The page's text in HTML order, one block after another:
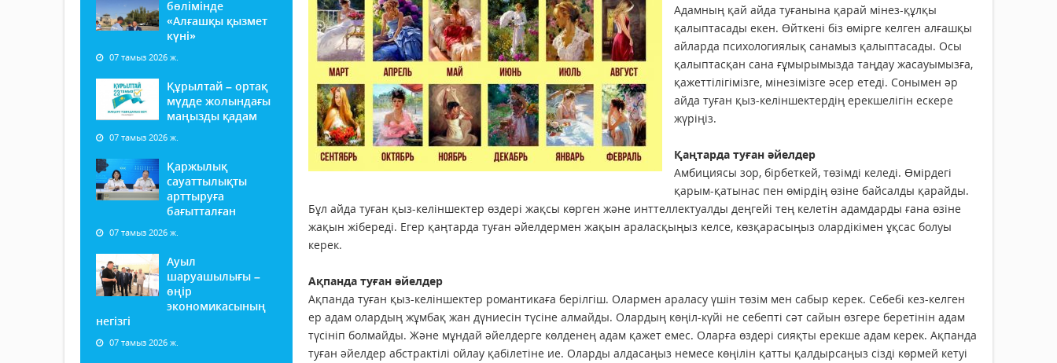
бөлімінде
«Алғашқы қызмет
күні»
07 тамыз 2026 ж.
Құрылтай – ортақ
мүдде жолындағы
маңызды қадам
07 тамыз 2026 ж.
Қаржылық
сауаттылықты
арттыруға
бағытталған
07 тамыз 2026 ж.
Ауыл
шаруашылығы –
өңір
экономикасының
негізгі
07 тамыз 2026 ж.
Адамның қай айда туғанына қарай мінез-құлқы
қалыптасады екен. Өйткені біз өмірге келген алғашқы
айларда психологиялық санамыз қалыптасады. Осы
қалыптасқан сана ғұмырымызда таңдау жасауымызға,
қажеттілігімізге, мінезімізге әсер етеді. Сонымен әр
айда туған қыз-келіншектердің ерекшелігін ескере
жүріңіз.
Қаңтарда туған әйелдер
Амбициясы зор, бірбеткей, төзімді келеді. Өмірдегі
қарым-қатынас пен өмірдің өзіне байсалды қарайды.
Бұл айда туған қыз-келіншектер өздері жақсы көрген және инттеллектуалды деңгейі тең келетін адамдарды ғана өзіне
жақын жібереді. Егер қаңтарда туған әйелдермен жақын араласқыңыз келсе, көзқарасыңыз олардікімен ұқсас болуы
керек.
Ақпанда туған әйелдер
Ақпанда туған қыз-келіншектер романтикаға берілгіш. Олармен араласу үшін төзім мен сабыр керек. Себебі кез-келген
ер адам олардың жұмбақ жан дүниесін түсіне алмайды. Олардың көңіл-күйі не себепті сәт сайын өзгере беретінін адам
түсініп болмайды. Және мұндай әйелдерге көлденең адам қажет емес. Оларға өздері сияқты ерекше адам керек. Ақпанда
туған әйелдер абстрактілі ойлау қабілетіне ие. Оларды алдасаңыз немесе көңілін қатты қалдырсаңыз сізді көрмей кетуі